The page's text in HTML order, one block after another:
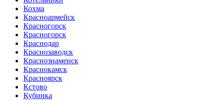
Кохма
Красноармейск
Красногорск
Красногорск
Краснодар
Краснозаводск
Краснознаменск
Краснокамск
Красноярск
Кстово
Кубинка